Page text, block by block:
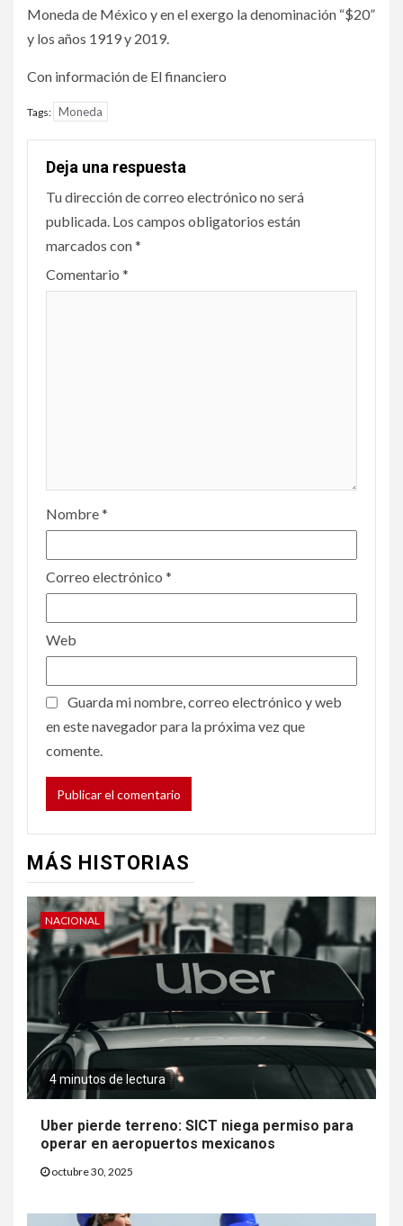
Moneda de México y en el exergo la denominación “$20”
y los años 1919 y 2019.
Con información de El financiero
Tags: Moneda
Deja una respuesta
Tu dirección de correo electrónico no será
publicada. Los campos obligatorios están
marcados con*
Comentario *
Nombre*
Correo electrónico *
Web
Guarda mi nombre, correo electrónico y web
en este navegador para la próxima vez que
comente.
MÁS HISTORIAS
NACIONAL
4 minutos de lectura
Uber pierde terreno: SICT niega permiso para
operar en aeropuertos mexicanos
octubre 30, 2025